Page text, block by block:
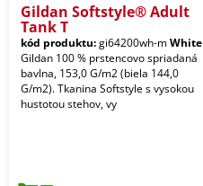
Gildan Softstyle® Adult
Tank T
kód produktu:gi64200wh-mWhite
Gildan 100 % prstencovo spriadaná
bavlna, 153,0 G/m2 (biela 144,0
G/m2). Tkanina Softstyle s vysokou
hustotou stehov, vy